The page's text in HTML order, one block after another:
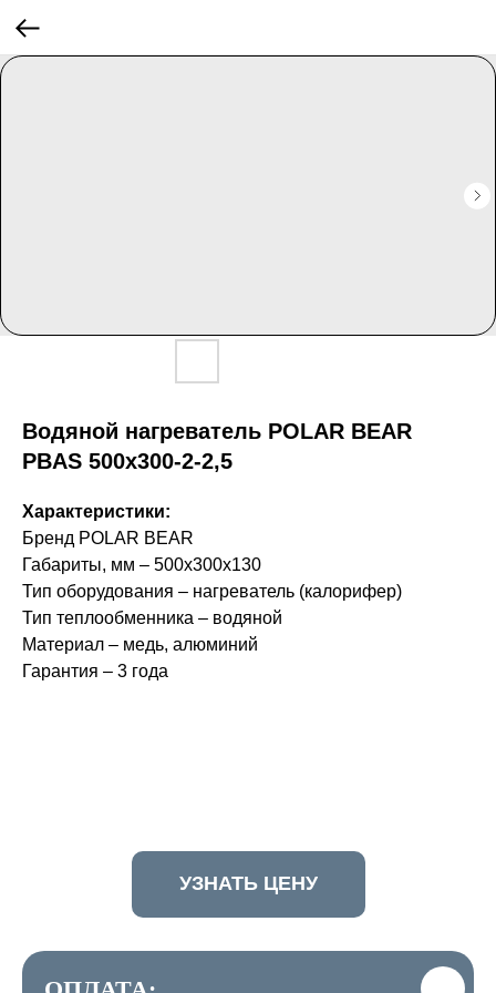
Водяной нагреватель POLAR BEAR
PBAS 500x300-2-2,5
Характеристики:
Бренд POLAR BEAR
Габариты, мм – 500x300x130
Тип оборудования – нагреватель (калорифер)
Тип теплообменника – водяной
Материал – медь, алюминий
Гарантия – 3 года
УЗНАТЬ ЦЕНУ